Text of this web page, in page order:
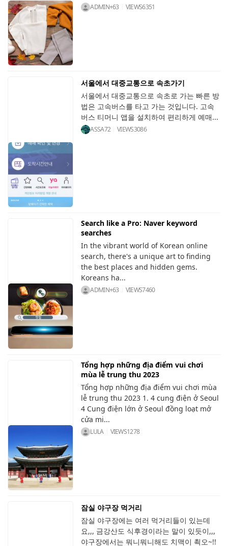
ADMIN+63 VIEWS6351
서울에서 대중교통으로 속초가기
서울에서 대중교통으로 속초로 가는 빠른 방
법은 고속버스를 타고 가는 것입니다. 고속
버스 티머니 앱을 설치하여 편리하게 예매...
ASSA72 VIEWS3086
Search like a Pro: Naver keyword
searches
In the vibrant world of Korean online
search, there's a unique art to finding
the best places and hidden gems.
Koreans ha...
ADMIN+63 VIEWS7460
Tổng hợp những địa điểm vui chơi
mùa lễ trung thu 2023
Tổng hợp những địa điểm vui chơi mùa
lễ trung thu 2023 1. 4 cung điện ở Seoul
4 Cung điện lớn ở Seoul đồng loạt mở
cửa mi...
LULA VIEWS1278
잠실 야구장 먹거리
잠실 야구장에는 여러 먹거리들이 있는데
요,,, 금강산도 식후경이라는 말이 있듯이,,,
야구장에서는 뭐니뭐니해도 치맥이 쵝오~!!